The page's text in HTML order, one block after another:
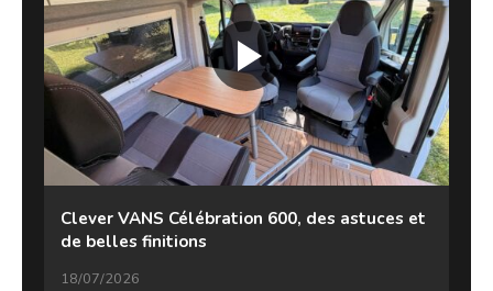
Clever VANS Célébration 600, des astuces et
de belles finitions
18/07/2026